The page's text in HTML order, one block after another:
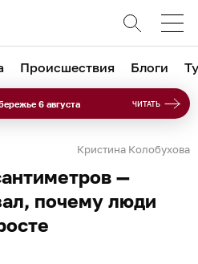
Происшествия Блоги
6 августа ЧИТАТЬ
Кристина Колобухова
—
почему люди